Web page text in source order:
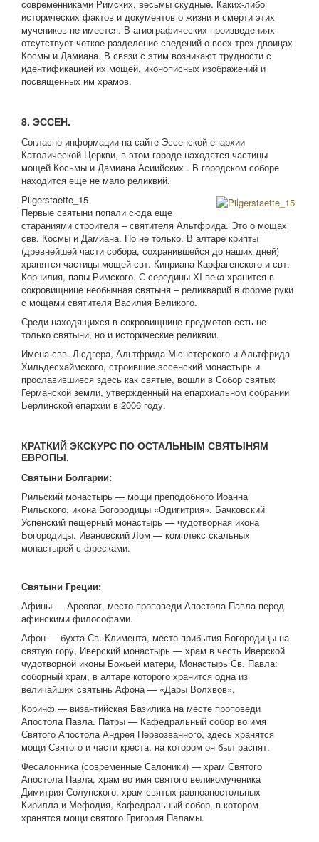
современниками Римских, весьмы скудные. Каких-либо
исторических фактов и документов о жизни и смерти этих
мучеников не имеется. В агиографических произведениях
отсутствует четкое разделение сведений о всех трех двоицах
Космы и Дамиана. В связи с этим возникают трудности с
идентификацией их мощей, иконописных изображений и
посвященных им храмов.
8. ЭССЕН.
Согласно информации на сайте Эссенской епархии
Католической Церкви, в этом городе находятся частицы
мощей Косьмы и Дамиана Асиийских . В городском соборе
находится еще не мало реликвий.
Pilgerstaette_15
Первые святыни попали сюда еще
стараниями строителя – святителя Альтфрида. Это о мощах
свв. Космы и Дамиана. Но не только. В алтаре крипты
(древнейшей части собора, сохранившейся до наших дней)
хранятся частицы мощей свт. Киприана Карфагенского и свт.
Корнилия, папы Римского. С середины ХI века хранится в
сокровищнице необычная святыня – реликварий в форме руки
с мощами святителя Василия Великого.
Среди находящихся в сокровищнице предметов есть не
только святыни, но и исторические реликвии.
Имена свв. Людгера, Альтфрида Мюнстерского и Альтфрида
Хильдесхаймского, строившие эссенский монастырь и
прославившиеся здесь как святые, вошли в Собор святых
Германской земли, утвержденный на епархиальном собрании
Берлинской епархии в 2006 году.
КРАТКИЙ ЭКСКУРС ПО ОСТАЛЬНЫМ СВЯТЫНЯМ
ЕВРОПЫ.
Святыни Болгарии:
Рильский монастырь — мощи преподобного Иоанна
Рильского, икона Богородицы «Одигитрия». Бачковский
Успенский пещерный монастырь — чудотворная икона
Богородицы. Ивановский Лом — комплекс скальных
монастырей с фресками.
Святыни Греции:
Афины — Ареопаг, место проповеди Апостола Павла перед
афинскими философами.
Афон — бухта Св. Климента, место прибытия Богородицы на
святую гору, Иверский монастырь — храм в честь Иверской
чудотворной иконы Божьей матери, Монастырь Св. Павла:
соборный храм, в алтаре которого хранится одна из
величайших святынь Афона — «Дары Волхвов».
Коринф — византийская Базилика на месте проповеди
Апостола Павла. Патры — Кафедральный собор во имя
Святого Апостола Андрея Первозванного, здесь хранятся
мощи Святого и части креста, на котором он был распят.
Фесалонника (современные Салоники) — храм Святого
Апостола Павла, храм во имя святого великомученика
Димитрия Солунского, храм святых равноапостольных
Кирилла и Мефодия, Кафедральный собор, в котором
хранятся мощи святого Григория Паламы.